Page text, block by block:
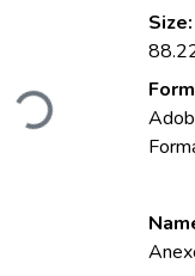
Loading...
Size: